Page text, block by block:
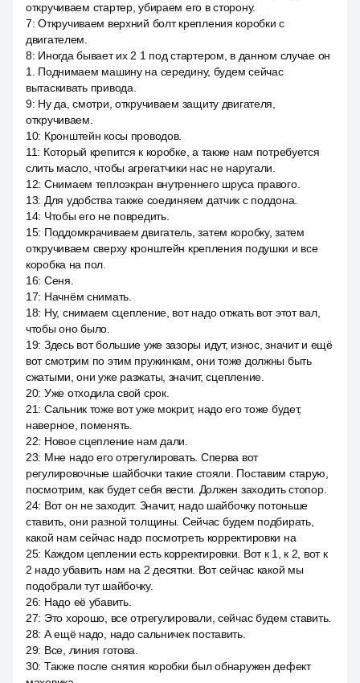
откручиваем стартер, убираем его в сторону.
7:Откручиваем верхний болт крепления коробки с
двигателем.
8: Иногда бывает их 2 1 под стартером, в данном случае он
1. Поднимаем машину на середину, будем сейчас
вытаскивать привода.
9: Ну да, смотри, откручиваем защиту двигателя,
откручиваем.
10: Кронштейн косы проводов.
11: Который крепится к коробке, а также нам потребуется
слить масло, чтобы агрегатчики нас не наругали.
12: Снимаем теплоэкран внутреннего шруса правого.
13: Для удобства также соединяем датчик с поддона.
14: Чтобы его не повредить.
15: Поддомкрачиваем двигатель, затем коробку, затем
откручиваем сверху кронштейн крепления подушки и все
коробка на пол.
16: Сеня.
17: Начнём снимать.
18: Ну, снимаем сцепление, вот надо отжать вот этот вал,
чтобы оно было.
19: Здесь вот большие уже зазоры идут, износ, значит и ещё
вот смотрим по этим пружинкам, они тоже должны быть
сжатыми, они уже разжаты, значит, сцепление.
20: Уже отходила свой срок.
21: Сальник тоже вот уже мокрит, надо его тоже будет,
наверное, поменять.
22: Новое сцепление нам дали.
23: Мне надо его отрегулировать. Сперва вот
регулировочные шайбочки такие стояли. Поставим старую,
посмотрим, как будет себя вести. Должен заходить стопор.
24: Вот он не заходит. Значит, надо шайбочку потоньше
ставить, они разной толщины. Сейчас будем подбирать,
какой нам сейчас надо посмотреть корректировки на
25: Каждом цеплении есть корректировки. Вот к 1, к 2, вот к
2 надо убавить нам на 2 десятки. Вот сейчас какой мы
подобрали тут шайбочку.
26: Надо её убавить.
27: Это хорошо, все отрегулировали, сейчас будем ставить.
28: А ещё надо, надо сальничек поставить.
29: Все, линия готова.
30: Также после снятия коробки был обнаружен дефект